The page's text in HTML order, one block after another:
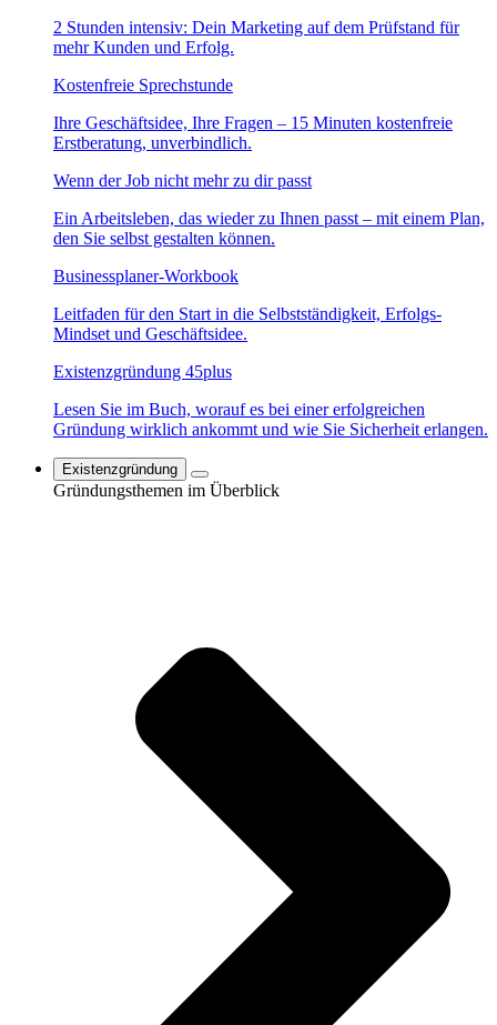
2 Stunden intensiv: Dein Marketing auf dem Prüfstand für
mehr Kunden und Erfolg.
Kostenfreie Sprechstunde
Ihre Geschäftsidee, Ihre Fragen – 15 Minuten kostenfreie
Erstberatung, unverbindlich.
Wenn der Job nicht mehr zu dir passt
Ein Arbeitsleben, das wieder zu Ihnen passt – mit einem Plan,
den Sie selbst gestalten können.
Businessplaner-Workbook
Leitfaden für den Start in die Selbstständigkeit, Erfolgs-
Mindset und Geschäftsidee.
Existenzgründung 45plus
Lesen Sie im Buch, worauf es bei einer erfolgreichen
Gründung wirklich ankommt und wie Sie Sicherheit erlangen.
Existenzgründung
Gründungsthemen im Überblick